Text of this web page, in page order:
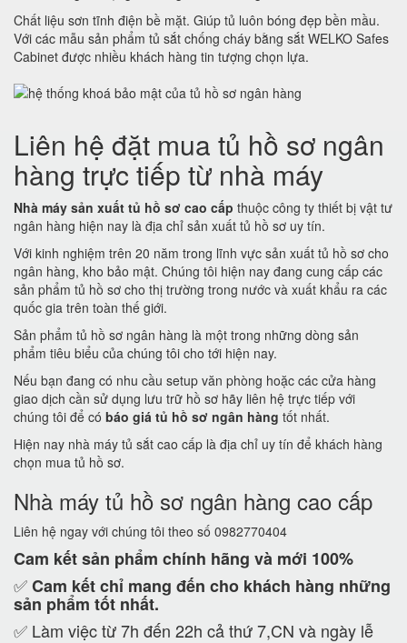
Chất liệu sơn tĩnh điện bề mặt. Giúp tủ luôn bóng đẹp bền mầu.
Với các mẫu sản phẩm tủ sắt chống cháy bằng sắt WELKO Safes
Cabinet được nhiều khách hàng tin tượng chọn lựa.
Liên hệ đặt mua tủ hồ sơ ngân
hàng trực tiếp từ nhà máy
Nhà máy sản xuất tủ hồ sơ cao cấp thuộc công ty thiết bị vật tư
ngân hàng hiện nay là địa chỉ sản xuất tủ hồ sơ uy tín.
Với kinh nghiệm trên 20 năm trong lĩnh vực sản xuất tủ hồ sơ cho
ngân hàng, kho bảo mật. Chúng tôi hiện nay đang cung cấp các
sản phẩm tủ hồ sơ cho thị trường trong nước và xuất khẩu ra các
quốc gia trên toàn thế giới.
Sản phẩm tủ hồ sơ ngân hàng là một trong những dòng sản
phẩm tiêu biểu của chúng tôi cho tới hiện nay.
Nếu bạn đang có nhu cầu setup văn phòng hoặc các cửa hàng
giao dịch cần sử dụng lưu trữ hồ sơ hãy liên hệ trực tiếp với
chúng tôi để có báo giá tủ hồ sơ ngân hàng tốt nhất.
Hiện nay nhà máy tủ sắt cao cấp là địa chỉ uy tín để khách hàng
chọn mua tủ hồ sơ.
Nhà máy tủ hồ sơ ngân hàng cao cấp
Liên hệ ngay với chúng tôi theo số 0982770404
Cam kếtsản phẩm chính hãng và mới 100%
✅Cam kếtchỉ mang đến cho khách hàng những
sản phẩm tốt nhất.
✅ Làm việc từ 7h đến 22h cả thứ 7,CN và ngày lễ